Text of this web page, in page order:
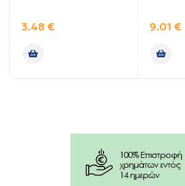
αποφεύγοντας τα μάτια και το στόμα.
ετών.
w/w, Βοηθ. Ουσίες 93,5 w/w.
3.48 € 9.01 €